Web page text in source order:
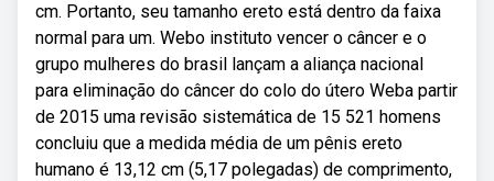
cm. Portanto, seu tamanho ereto está dentro da faixa
normal para um. Webo instituto vencer o câncer e o
grupo mulheres do brasil lançam a aliança nacional
para eliminação do câncer do colo do útero Weba partir
de 2015 uma revisão sistemática de 15 521 homens
concluiu que a medida média de um pênis ereto
humano é 13,12 cm (5,17 polegadas) de comprimento,